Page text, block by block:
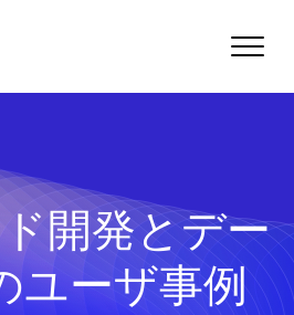
Toggle
開発とデー
ユーザ事例